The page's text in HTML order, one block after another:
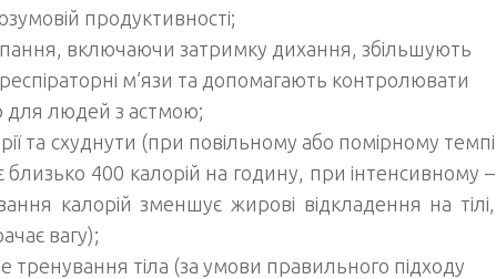
продуктивності;
включаючи затримку дихання, збільшують
м’язи та допомагають контролювати
для людей з астмою;
та схуднути (при повільному або помірному темпі
400 калорій на годину, при інтенсивному –
калорій зменшує жирові відкладення на тілі,
вагу);
тренування тіла (за умови правильного підходу